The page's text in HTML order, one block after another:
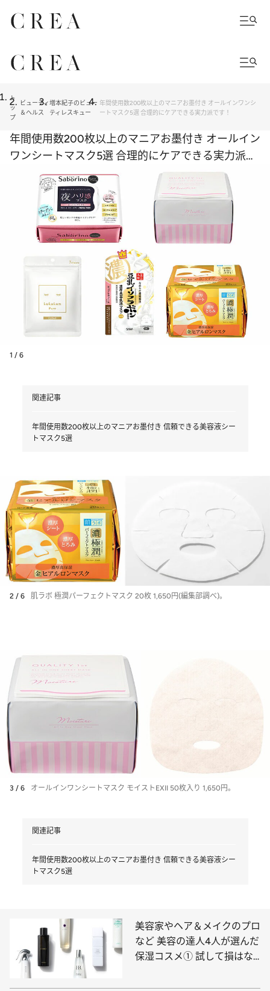
ト
ッ
プ
ビューティ
＆ヘルス
増本紀子のビュー
ティレスキュー
年間使用数200枚以上のマニアお墨付き オールインワンシ
ートマスク5選 合理的にケアできる実力派です！
年間使用数200枚以上のマニアお墨付き オールイン
ワンシートマスク5選 合理的にケアできる実力派で
1 / 6
関連記事
年間使用数200枚以上のマニアお墨付き 信頼できる美容液シー
トマスク5選
2 / 6 肌ラボ 極潤パーフェクトマスク 20枚 1,650円(編集部調べ)。
3 / 6 オールインワンシートマスク モイストEXII 50枚入り 1,650円。
関連記事
年間使用数200枚以上のマニアお墨付き 信頼できる美容液シー
トマスク5選
美容家やヘア＆メイクのプロ
など 美容の達人4人が選んだ
保湿コスメ① 試して損はな